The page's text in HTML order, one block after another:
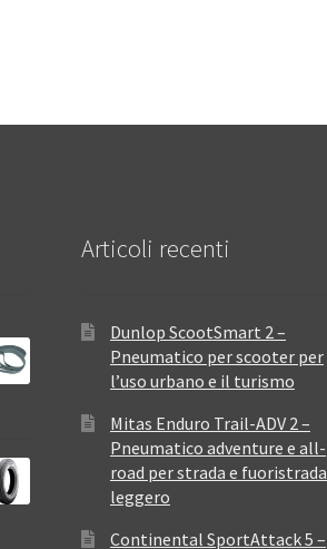
Articoli recenti
Dunlop ScootSmart 2 –
Pneumatico per scooter per
l’uso urbano e il turismo
Mitas Enduro Trail-ADV 2 –
Pneumatico adventure e all-
road per strada e fuoristrada
leggero
Continental SportAttack 5 –